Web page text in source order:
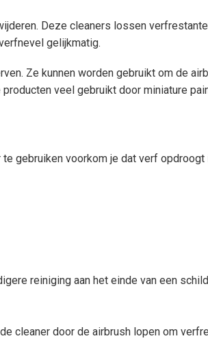
Deze cleaners lossen
gelijkmatig.
Ze kunnen worden gebruikt om de
veel gebruikt door miniature
gebruiken voorkom je dat verf
reiniging aan het einde van een
cleaner door de airbrush lopen om